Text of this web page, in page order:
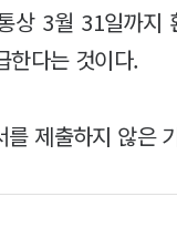
상 3월 31일까지
한다는 것이다.
제출하지 않은